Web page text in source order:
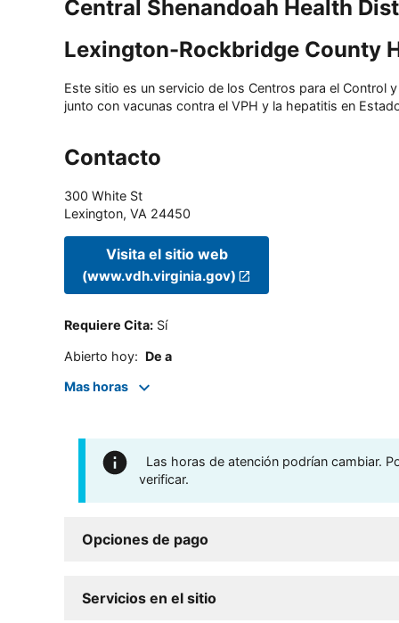
Central Shenandoah Health
Lexington-Rockbridge County
Este sitio es un servicio de los Centros para el Control
junto con vacunas contra el VPH y la hepatitis en
Contacto
300 White St
Lexington, VA 24450
Visita el sitio web
(www.vdh.virginia.gov)
Requiere Cita: Sí
Abierto hoy: De a
Mas horas
Las horas de atención podrían cambiar.
verificar.
Opciones de pago
Servicios en el sitio